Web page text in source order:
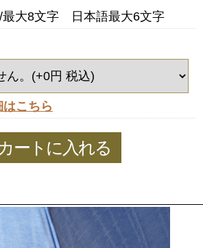
最大8文字 日本語最大6文字
こちら